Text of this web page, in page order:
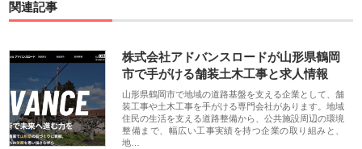
関連記事
株式会社アドバンスロードが山形県鶴岡
市で手がける舗装土木工事と求人情報
山形県鶴岡市で地域の道路基盤を支える企業として、舗
装工事や土木工事を手がける専門会社があります。地域
住民の生活を支える道路整備から、公共施設周辺の環境
整備まで、幅広い工事実績を持つ企業の取り組みと、
地…